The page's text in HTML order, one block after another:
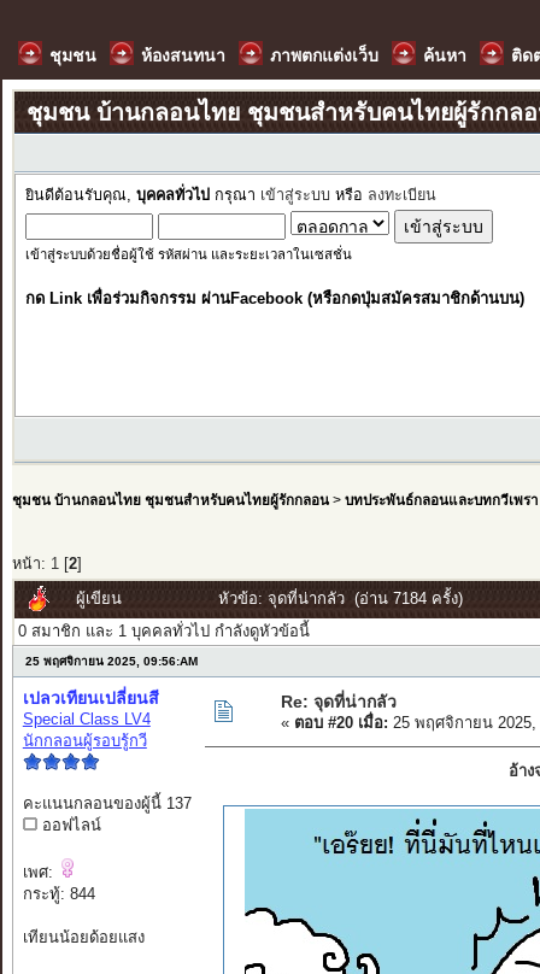
ชุมชน ห้องสนทนา ภาพตกแต่งเว็บ ค้นหา ติด
ชุมชน บ้านกลอนไทย ชุมชนสำหรับคนไทยผู้รักกล
ยินดีต้อนรับคุณ, บุคคลทั่วไป กรุณา เข้าสู่ระบบ หรือ ลงทะเบียน
เข้าสู่ระบบด้วยชื่อผู้ใช้ รหัสผ่าน และระยะเวลาในเซสชั่น
กด Link เพื่อร่วมกิจกรรม ผ่านFacebook (หรือกดปุ่มสมัครสมาชิกด้านบน)
ชุมชน บ้านกลอนไทย ชุมชนสำหรับคนไทยผู้รักกลอน> บทประพันธ์กลอนและบทกวีเพรา
หน้า: 1[ 2]
ผู้เขียน
หัวข้อ: จุดที่น่ากลัว (อ่าน 7184 ครั้ง)
0 สมาชิก และ 1 บุคคลทั่วไป กำลังดูหัวข้อนี้
25 พฤศจิกายน 2025, 09:56:AM
เปลวเทียนเปลี่ยนสี
Special Class LV4
นักกลอนผู้รอบรู้กวี
คะแนนกลอนของผู้นี้ 137
ออฟไลน์
เพศ:
กระทู้: 844
เทียนน้อยด้อยแสง
Re: จุดที่น่ากลัว
« ตอบ #20 เมื่อ: 25 พฤศจิกายน 2025,
อ้า